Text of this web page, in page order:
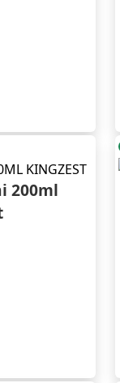
200ml